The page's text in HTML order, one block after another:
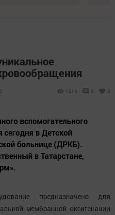
1216 0 0
вспомогательного
в Детской
больнице (ДРКБ).
в Татарстане,
предназначено для
мембранной оксигенации